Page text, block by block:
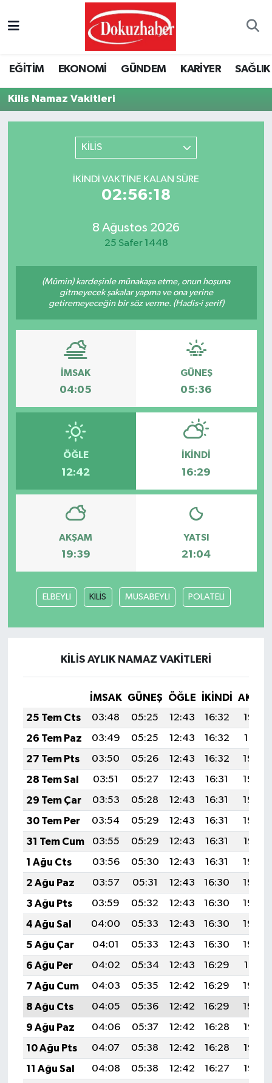
EĞİTİM EKONOMİ GÜNDEM KARİYER SAĞLIK
Kilis Namaz Vakitleri
KİLİS
İKINDI VAKTINE KALAN SÜRE
02:56:18
8 Ağustos 2026
25 Safer 1448
(Mümin) kardeşinle münakaşa etme, onun hoşuna
gitmeyecek şakalar yapma ve ona yerine
getiremeyeceğin bir söz verme. (Hadis-i şerif)
İMSAK
04:05
GÜNEŞ
05:36
ÖĞLE
12:42
İKINDI
16:29
AKŞAM
19:39
YATSI
21:04
ELBEYLİ KİLİS MUSABEYLİ POLATELİ
KİLİS AYLIK NAMAZ VAKITLERI
İMSAK GÜNEŞ ÖĞLE İKINDI
25 Tem Cts
03:48 05:25 12:43 16:32
19:52
26 Tem Paz
03:49 05:25 12:43 16:32
19:51
27 Tem Pts
03:50 05:26 12:43 16:32
19:50
28 Tem Sal
03:51 05:27 12:43 16:31
19:49
29 Tem Çar
03:53 05:28 12:43 16:31
19:48
30 Tem Per
03:54 05:29 12:43 16:31
19:48
31 Tem Cum
03:55 05:29 12:43 16:31
19:47
1 Ağu Cts
03:56 05:30 12:43 16:31
19:46
2 Ağu Paz
03:57 05:31 12:43 16:30
19:45
3 Ağu Pts
03:59 05:32 12:43 16:30
19:44
4 Ağu Sal
04:00 05:33 12:43 16:30
19:43
5 Ağu Çar
04:01 05:33 12:43 16:30
19:42
6 Ağu Per
04:02 05:34 12:43 16:29
19:41
7 Ağu Cum
04:03 05:35 12:42 16:29
19:40
8 Ağu Cts
04:05 05:36 12:42 16:29
19:39
9 Ağu Paz
04:06 05:37 12:42 16:28
19:38
10 Ağu Pts
04:07 05:38 12:42 16:28
19:37
11 Ağu Sal
04:08 05:38 12:42 16:27
19:35
Tüm Manşetler